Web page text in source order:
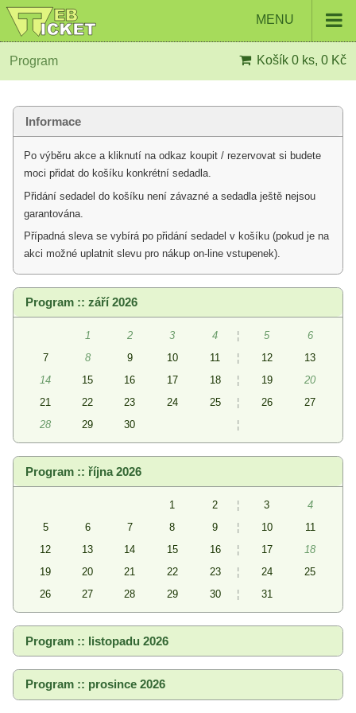
MENU
Program Košík 0 ks, 0 Kč
Informace
Po výběru akce a kliknutí na odkaz koupit / rezervovat si budete
moci přidat do košíku konkrétní sedadla.
Přidání sedadel do košíku není závazné a sedadla ještě nejsou
garantována.
Případná sleva se vybírá po přidání sedadel v košíku (pokud je na
akci možné uplatnit slevu pro nákup on-line vstupenek).
Program :: září 2026
1 2 3 4 ¦ 5
6
7
8 9 10 11 ¦ 12
13
14
15 16 17 18 ¦ 19
20
21
22 23 24 25 ¦ 26
27
28
29 30 ¦
Program :: října 2026
1 2 ¦ 3
4
5
6 7 8 9 ¦ 10
11
12
13 14 15 16 ¦ 17
18
19
20 21 22 23 ¦ 24
25
26
27 28 29 30 ¦ 31
Program :: listopadu 2026
Program :: prosince 2026